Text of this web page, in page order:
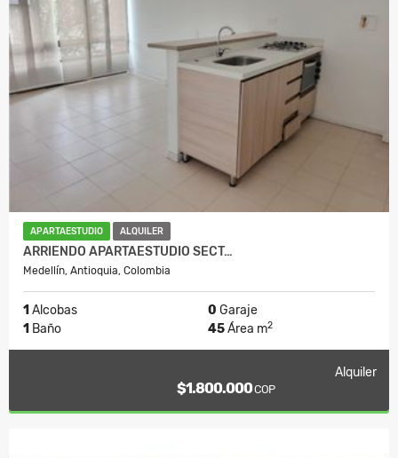
APARTAESTUDIO ALQUILER
ARRIENDO APARTAESTUDIO SECT…
Medellín, Antioquia, Colombia
1 Alcobas 0 Garaje
1 Baño 45Área m2
Alquiler
$1.800.000COP